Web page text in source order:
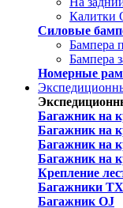
Калитки
Силовые
Бампера
Бампера
Номерные
Багажник на
Багажник на
Багажник на
Багажник на
Крепление
Багажники
Багажник OJ